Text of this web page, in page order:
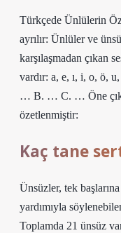
Türkçede Ünlülerin
ayrılır: Ünlüler ve
karşılaşmadan çıkan
vardır: a, e, ı, i, o, ö,
… B. … C. … Öne
özetlenmiştir:
Kaç tane
Ünsüzler, tek
yardımıyla
Toplamda 21 ünsüz